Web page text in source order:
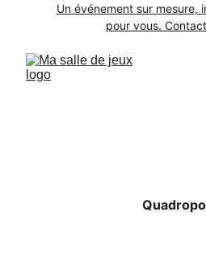
Un événement sur mesure,
pour vous.